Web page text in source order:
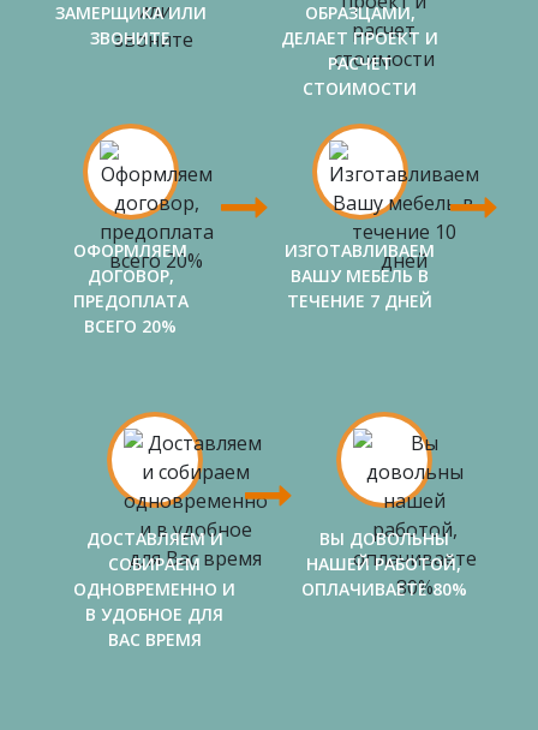
ЗАМЕРЩИКА ИЛИ
ЗВОНИТЕ
ОБРАЗЦАМИ,
ДЕЛАЕТ ПРОЕКТ И
РАСЧЕТ
СТОИМОСТИ
ОФОРМЛЯЕМ
ДОГОВОР,
ПРЕДОПЛАТА
ВСЕГО 20%
ИЗГОТАВЛИВАЕМ
ВАШУ МЕБЕЛЬ В
ТЕЧЕНИЕ 7 ДНЕЙ
ДОСТАВЛЯЕМ И
СОБИРАЕМ
ОДНОВРЕМЕННО И
В УДОБНОЕ ДЛЯ
ВАС ВРЕМЯ
ВЫ ДОВОЛЬНЫ
НАШЕЙ РАБОТОЙ,
ОПЛАЧИВАЕТЕ 80%